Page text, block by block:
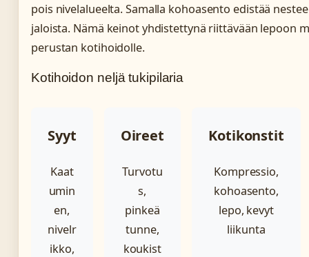
pois nivelalueelta. Samalla kohoasento edistää
jaloista. Nämä keinot yhdistettynä riittävään lepoon
perustan kotihoidolle.
Kotihoidon neljä tukipilaria
Syyt
Kaat
umin
en,
nivelr
ikko,
Oireet
Turvotu
s,
pinkeä
tunne,
koukist
Kotikonstit
Kompressio,
kohoasento,
lepo, kevyt
liikunta